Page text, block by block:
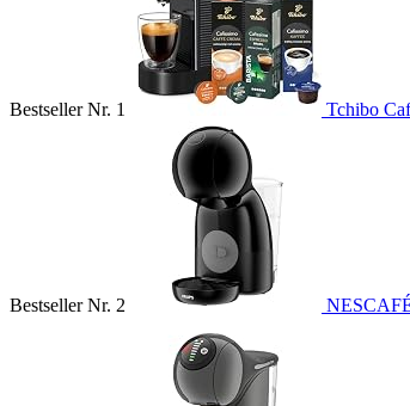
Bestseller Nr. 1 Tchibo
Bestseller Nr. 2